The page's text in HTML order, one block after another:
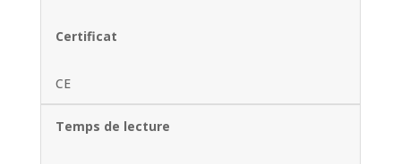
Certificat
CE
Temps de lecture